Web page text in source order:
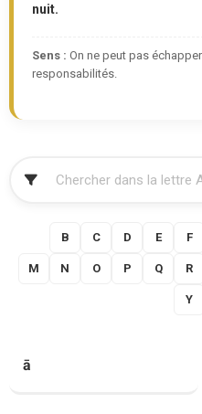
nuit.
Sens : On ne peut pas
responsabilités.
B C D E F
M N O P Q R
Y
ā